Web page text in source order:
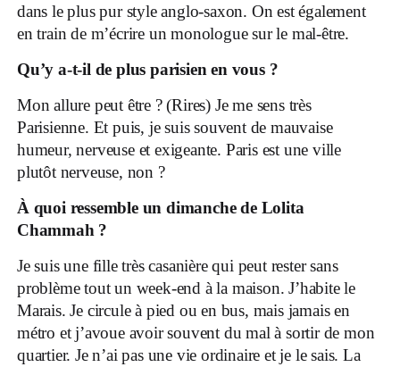
dans le plus pur style anglo-saxon. On est également
en train de m’écrire un monologue sur le mal-être.
Qu’y a-t-il de plus parisien en vous ?
Mon allure peut être ? (Rires) Je me sens très
Parisienne. Et puis, je suis souvent de mauvaise
humeur, nerveuse et exigeante. Paris est une ville
plutôt nerveuse, non ?
À quoi ressemble un dimanche de Lolita
Chammah ?
Je suis une fille très casanière qui peut rester sans
problème tout un week-end à la maison. J’habite le
Marais. Je circule à pied ou en bus, mais jamais en
métro et j’avoue avoir souvent du mal à sortir de mon
quartier. Je n’ai pas une vie ordinaire et je le sais. La